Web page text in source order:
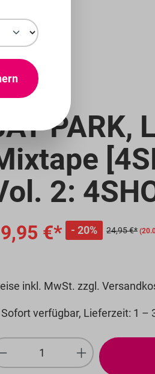
anzeigen
PARK,
2:
€* 20% 24,95 €*
inkl. MwSt. zzgl.
Sofort verfügbar, Lieferzeit: 1 –
Anzahl: Gib